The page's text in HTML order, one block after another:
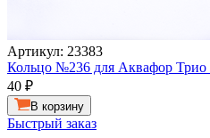
Артикул: 23383
Кольцо №236 для Аквафор
40 ₽
В корзину
Быстрый заказ